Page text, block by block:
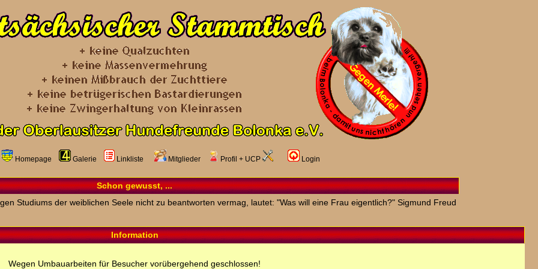
Homepage Galerie Linkliste Mitglieder Profil + UCP Login
Schon gewusst, ...
Studiums der weiblichen Seele nicht zu beantworten vermag, lautet: "Was will eine Frau eigentlich?" Sigmund Freud
Information
Wegen Umbauarbeiten für Besucher vorübergehend geschlossen!